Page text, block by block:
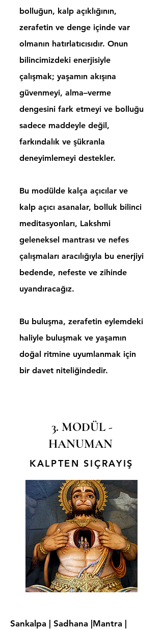
bolluğun, kalp açıklığının,
zerafetin ve denge içinde var
olmanın hatırlatıcısıdır. Onun
bilincimizdeki enerjisiyle
çalışmak; yaşamın akışına
güvenmeyi, alma–verme
dengesini fark etmeyi ve bolluğu
sadece maddeyle değil,
farkındalık ve şükranla
deneyimlemeyi destekler.
Bu modülde kalça açıcılar ve
kalp açıcı asanalar, bolluk bilinci
meditasyonları, Lakshmi
geleneksel mantrası ve nefes
çalışmaları aracılığıyla bu enerjiyi
bedende, nefeste ve zihinde
uyandıracağız.
Bu buluşma, zerafetin eylemdeki
haliyle buluşmak ve yaşamın
doğal ritmine uyumlanmak için
bir davet niteliğindedir.
3. MODÜL -
HANUMAN
KALPTEN SIÇRAYIŞ
Sankalpa | Sadhana |Mantra |